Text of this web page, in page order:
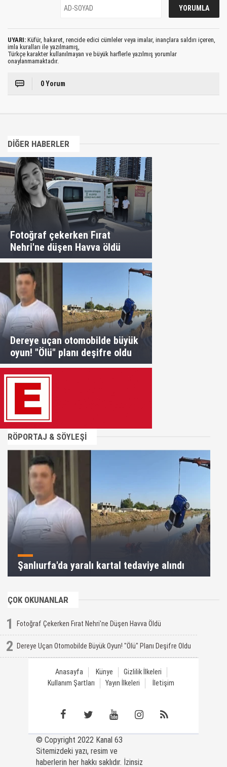
UYARI: Küfür, hakaret, rencide edici cümleler veya imalar, inançlara saldırı içeren,
imla kuralları ile yazılmamış,
Türkçe karakter kullanılmayan ve büyük harflerle yazılmış yorumlar
onaylanmamaktadır.
0 Yorum
DİĞER HABERLER
Fotoğraf çekerken Fırat
Nehri'ne düşen Havva öldü
Dereye uçan otomobilde büyük
oyun! "Ölü" planı deşifre oldu
RÖPORTAJ & SÖYLEŞİ
Şanlıurfa'da yaralı kartal tedaviye alındı
ÇOK OKUNANLAR
1 Fotoğraf Çekerken Fırat Nehri'ne Düşen Havva Öldü
2 Dereye Uçan Otomobilde Büyük Oyun! "Ölü" Planı Deşifre Oldu
Anasayfa Künye
Gizlilik İlkeleri
Kullanım Şartları
Yayın İlkeleri İletişim
© Copyright 2022 Kanal 63
Sitemizdeki yazı, resim ve
haberlerin her hakkı saklıdır. İzinsiz